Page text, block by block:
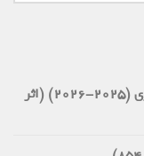
قوانین تکنیکی فدراسیون جهانی شمشیربازی (2025-2026) (اثر